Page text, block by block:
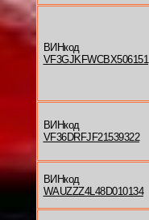
ВИНкод
VF3GJKFWCBX506151
ВИНкод
VF36DRFJF21539322
ВИНкод
WAUZZZ4L48D010134